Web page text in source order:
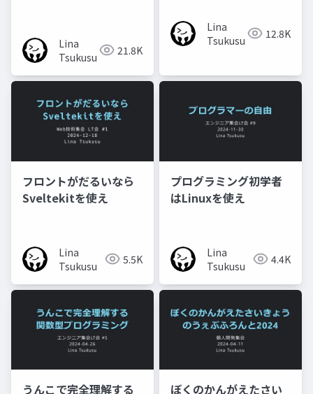
Lina
Tsukusu
21.8K
Lina
Tsukusu
12.8K
フロントがだるいなら
Sveltekitを使え
Lina
Tsukusu
5.5K
プログラミング初学者
はLinuxを使え
Lina
Tsukusu
4.4K
うんこで完全理解する
ぼくのかんがえたさい